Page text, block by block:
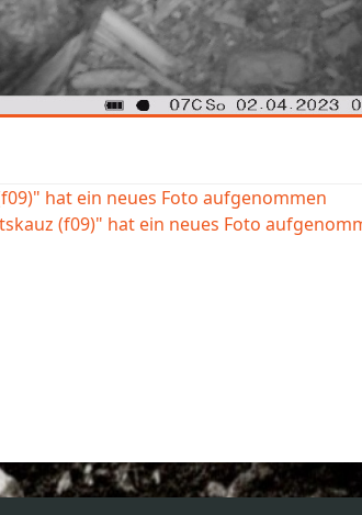
hat ein neues Foto aufgenommen
(f09)" hat ein neues Foto